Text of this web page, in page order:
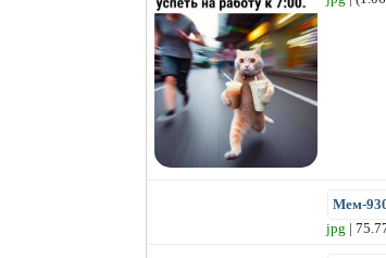
Мем-
jpg |